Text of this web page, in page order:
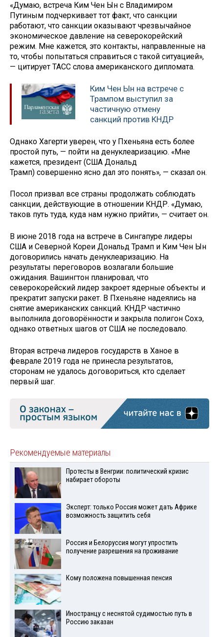
«Думаю, встреча Ким Чен Ын с Владимиром
Путиным подчеркивает тот факт, что санкции
работают, что санкции оказывают чрезвычайное
экономическое давление на северокорейский
режим. Мне кажется, это контакты, направленные на
то, чтобы попытаться справиться с такой ситуацией»,
— цитирует ТАСС слова американского дипломата.
Ким Чен Ын на встрече с
Трампом выступил за
частичную отмену
санкций против КНДР
Однако Хагерти уверен, что у Пхеньяна есть более
простой путь, — пойти на денуклеаризацию. «Мне
кажется, президент (США Дональд
Трамп) совершенно ясно дал это понять», — сказал он.
Посол призвал все страны продолжать соблюдать
санкции, действующие в отношении КНДР. «Думаю,
таков путь туда, куда нам нужно прийти», — считает он.
В июне 2018 года на встрече в Сингапуре лидеры
США и Северной Кореи Дональд Трамп и Ким Чен Ын
договорились начать денуклеаризацию. На
результаты переговоров возлагали большие
ожидания. Вашингтон планировал, что
северокорейский лидер закроет ядерные объекты и
прекратит запуски ракет. В Пхеньяне надеялись на
снятие американских санкций. КНДР частично
выполнила договорённости и закрыла полигон Сохэ,
однако ответных шагов от США не последовало.
Вторая встреча лидеров государств в Ханое в
феврале 2019 года не принесла результатов,
сторонам не удалось договориться, кто сделает
первый шаг.
Рекомендуемые материалы
Протесты в Венгрии: политический кризис
набирает обороты
Эксперт: только Россия может дать Африке
возможность защитить себя
Россия и Белоруссия могут упростить
получение разрешения на проживание
Кому положена повышенная пенсия
Иностранцу с неснятой судимостью путь в
Россию заказан